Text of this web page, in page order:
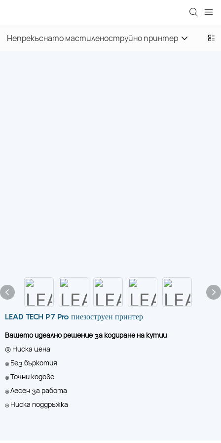
Непрекъснато мастиленоструйно принтер
LEAD TECH P7 Pro пиезоструен принтер
Вашето идеално решение за кодиране на кутии
◎ Ниска цена
◎ Без бъркотия
◎Точни кодове
◎Лесен за работа
◎ Ниска поддръжка